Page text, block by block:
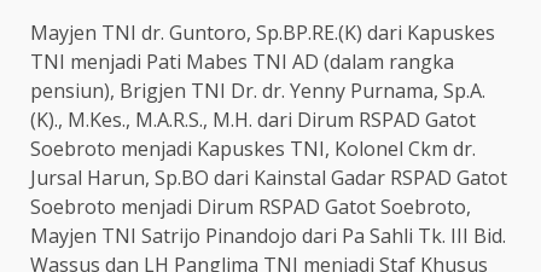
Mayjen TNI dr. Guntoro, Sp.BP.RE.(K) dari Kapuskes
TNI menjadi Pati Mabes TNI AD (dalam rangka
pensiun), Brigjen TNI Dr. dr. Yenny Purnama, Sp.A.
(K)., M.Kes., M.A.R.S., M.H. dari Dirum RSPAD Gatot
Soebroto menjadi Kapuskes TNI, Kolonel Ckm dr.
Jursal Harun, Sp.BO dari Kainstal Gadar RSPAD Gatot
Soebroto menjadi Dirum RSPAD Gatot Soebroto,
Mayjen TNI Satrijo Pinandojo dari Pa Sahli Tk. III Bid.
Wassus dan LH Panglima TNI menjadi Staf Khusus